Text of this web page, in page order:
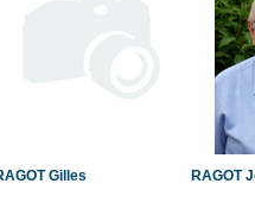
Gilles RAGOT